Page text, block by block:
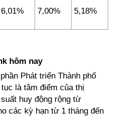
6,01% 7,00% 5,18%
hôm nay
Phát triển Thành phố
là tâm điểm của thị
huy động rộng từ
các kỳ hạn từ 1 tháng đến